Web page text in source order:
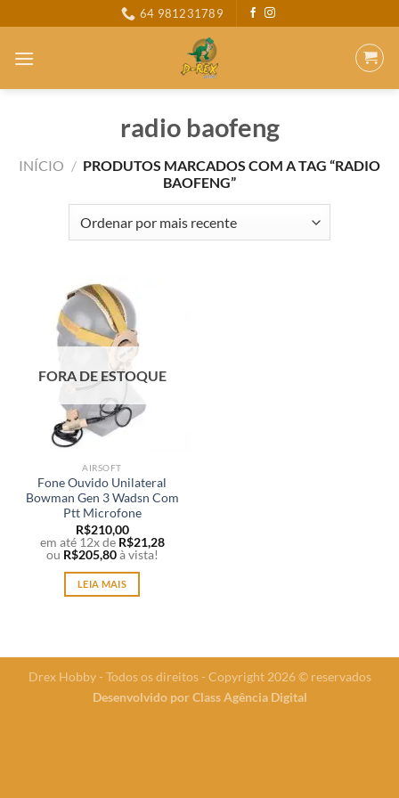
to
content
64 981231789
radio baofeng
INÍCIO / PRODUTOS MARCADOS COM A TAG “RADIO
BAOFENG”
FORA DE ESTOQUE
AIRSOFT
Fone Ouvido Unilateral
Bowman Gen 3 Wadsn Com
Ptt Microfone
R$210,00
em até 12x de R$21,28
ou R$205,80 à vista!
LEIA MAIS
Drex Hobby - Todos os direitos - Copyright 2026 © reservados
Desenvolvido porClass Agência Digital